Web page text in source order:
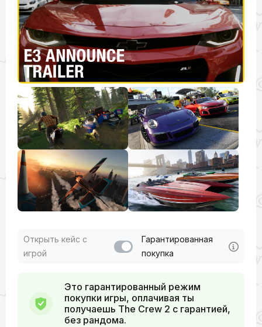
Открыть кейс с
игрой
Гарантированная
покупка
Это гарантированный режим
покупки игры, оплачивая ты
получаешь The Crew 2 с гарантией,
без рандома.